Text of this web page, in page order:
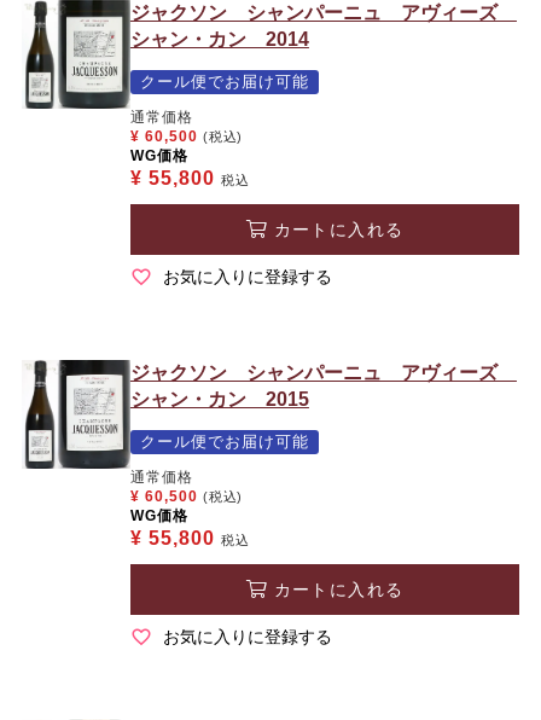
ジャクソン シャンパーニュ アヴィーズ
シャン・カン 2014
クール便でお届け可能
通常価格
¥ 60,500 (税込)
WG価格
¥ 55,800 税込
カートに入れる
お気に入りに登録する
ジャクソン シャンパーニュ アヴィーズ
シャン・カン 2015
クール便でお届け可能
通常価格
¥ 60,500 (税込)
WG価格
¥ 55,800 税込
カートに入れる
お気に入りに登録する